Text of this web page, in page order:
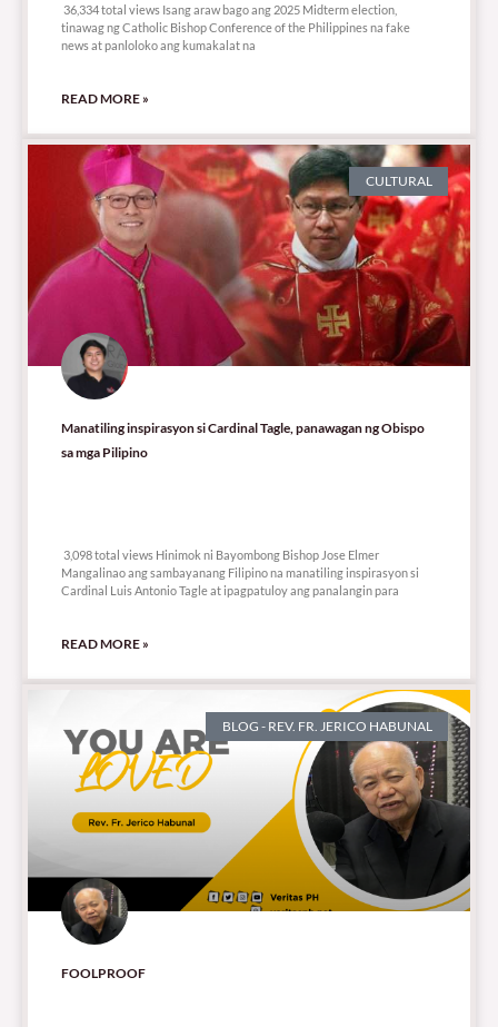
36,334 total views Isang araw bago ang 2025 Midterm election,
tinawag ng Catholic Bishop Conference of the Philippines na fake
news at panloloko ang kumakalat na
READ MORE »
CULTURAL
Manatiling inspirasyon si Cardinal Tagle, panawagan ng Obispo
sa mga Pilipino
3,098 total views Hinimok ni Bayombong Bishop Jose Elmer
Mangalinao ang sambayanang Filipino na manatiling inspirasyon si
Cardinal Luis Antonio Tagle at ipagpatuloy ang panalangin para
READ MORE »
BLOG - REV. FR. JERICO HABUNAL
FOOLPROOF